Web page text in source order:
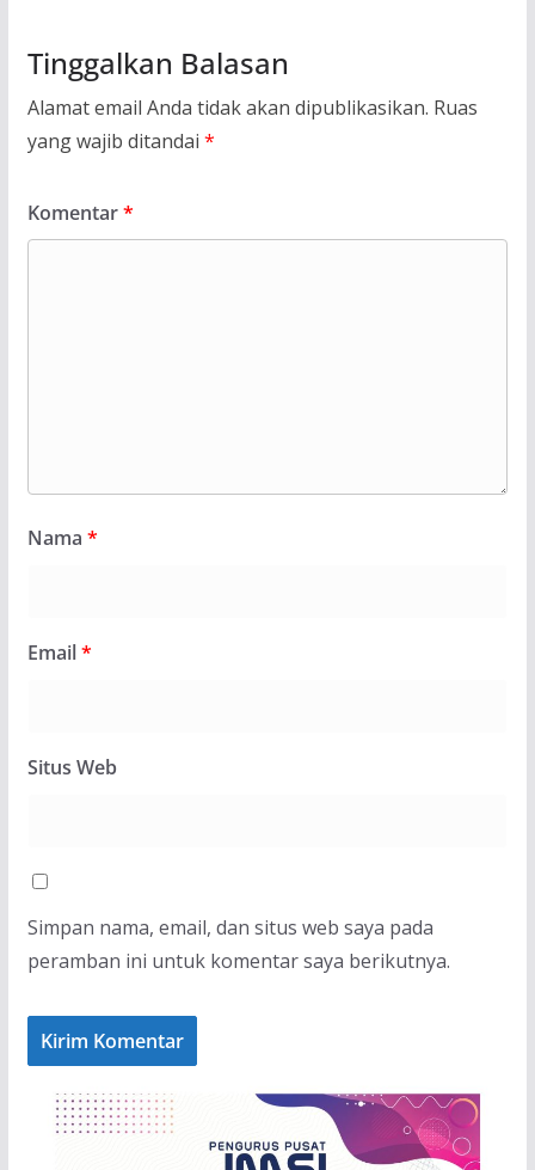
Tinggalkan Balasan
Alamat email Anda tidak akan dipublikasikan. Ruas
yang wajib ditandai *
Komentar*
Nama *
Email*
Situs Web
Simpan nama, email, dan situs web saya pada
peramban ini untuk komentar saya berikutnya.